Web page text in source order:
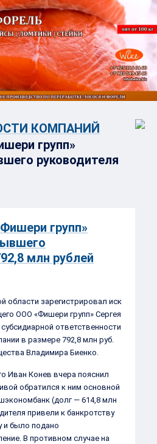
КОМПАНИЙ
групп»
руководителя
групп»
млн рублей
области зарегистрировал иск
ООО «Фишери групп» Сергея
ответственности
в размере 792,8 млн руб.
Владимира Биенко.
Иван Конев вчера пояснил
обратился к ним основной
(долг — 614,8 млн
привели к банкротству
и было подано
В противном случае на